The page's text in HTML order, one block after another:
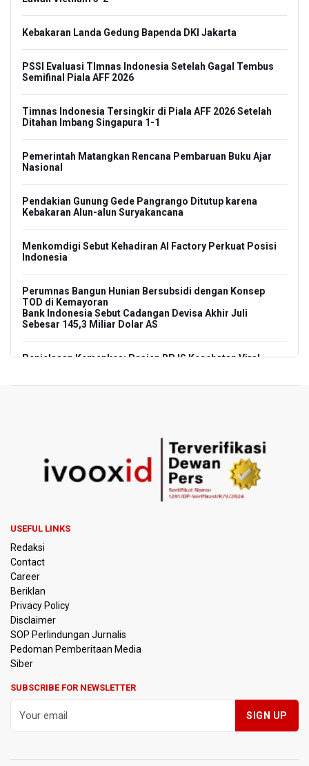
Kebakaran Landa Gedung Bapenda DKI Jakarta
PSSI Evaluasi TImnas Indonesia Setelah Gagal Tembus
Semifinal Piala AFF 2026
Timnas Indonesia Tersingkir di Piala AFF 2026 Setelah
Ditahan Imbang Singapura 1-1
Pemerintah Matangkan Rencana Pembaruan Buku Ajar
Nasional
Pendakian Gunung Gede Pangrango Ditutup karena
Kebakaran Alun-alun Suryakancana
Menkomdigi Sebut Kehadiran AI Factory Perkuat Posisi
Indonesia
Perumnas Bangun Hunian Bersubsidi dengan Konsep
TOD di Kemayoran
Bank Indonesia Sebut Cadangan Devisa Akhir Juli
Sebesar 145,3 Miliar Dolar AS
Penjelasan Kemenkes: Pasien BPJS Kesehatan Viral
KPK Terima Permintaan Kejaksaan Agung Periksa Febrie
Adriansyah
Kementerian ESDM Kaji Pengembangan PLTS Sepanjang
Desalinasi Air Laut Menghadapi Ancaman El Nino
KPK Minta Bambang Rudijanto Tanoesoedibjo Kooperatif,
Sudah Tiga Kali Absen Pemeriksaan
BRIN Pastikan Keamanan Data Proyek Satelit Lampung-1
BRIN Sebut Teknologi ANG Berpotensi Hemat Subsidi LPG
Jaksel Berizin, Bantah Kepemilikan Senjata Api dan
Narkoba
USEFUL LINKS
Redaksi
Contact
Career
Beriklan
Privacy Policy
Disclaimer
SOP Perlindungan Jurnalis
Pedoman Pemberitaan Media
Siber
SUBSCRIBE FOR NEWSLETTER